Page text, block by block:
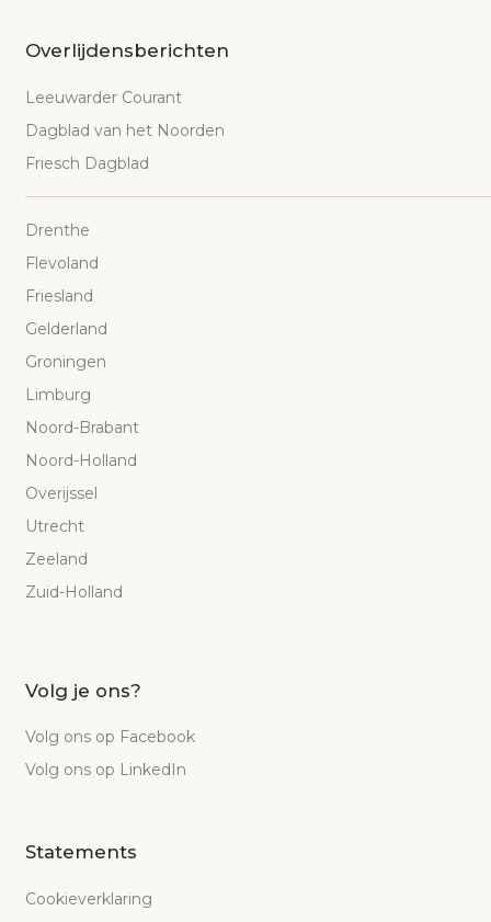
Overlijdensberichten
Leeuwarder Courant
Dagblad van het Noorden
Friesch Dagblad
Drenthe
Flevoland
Friesland
Gelderland
Groningen
Limburg
Noord-Brabant
Noord-Holland
Overijssel
Utrecht
Zeeland
Zuid-Holland
Volg je ons?
Volg ons op Facebook
Volg ons op LinkedIn
Statements
Cookieverklaring